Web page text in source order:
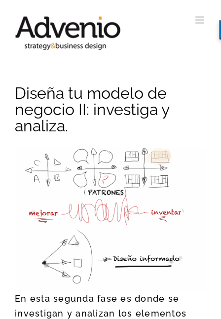
contenido
Diseña tu modelo de
negocio II: investiga y
analiza.
En esta segunda fase es donde se
investigan y analizan los elementos